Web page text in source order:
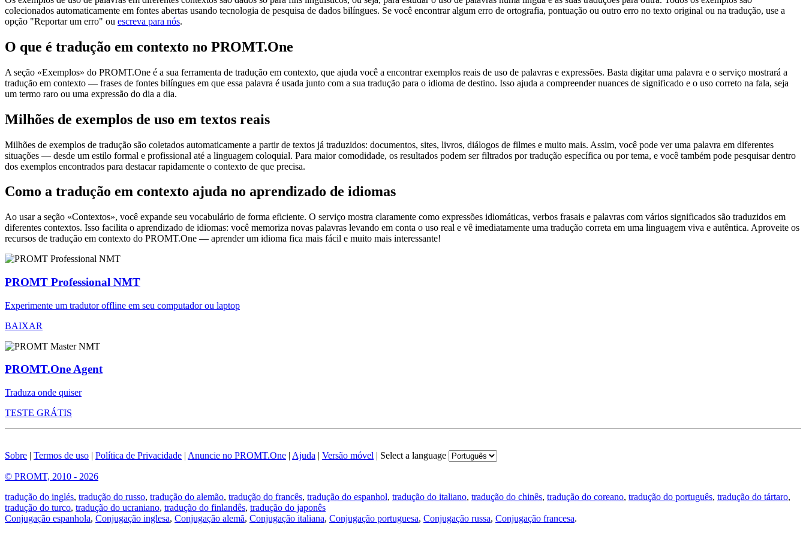
colecionados automaticamente em fontes abertas usando tecnologia de pesquisa de dados bilíngues. Se você encontrar algum erro de ortografia, pontuação ou outro erro no texto original ou na tradução, use a
opção "Reportar um erro" ou escreva para nós.
O que é tradução em contexto no PROMT.One
A seção «Exemplos» do PROMT.One é a sua ferramenta de tradução em contexto, que ajuda você a encontrar exemplos reais de uso de palavras e expressões. Basta digitar uma palavra e o serviço mostrará a
tradução em contexto — frases de fontes bilíngues em que essa palavra é usada junto com a sua tradução para o idioma de destino. Isso ajuda a compreender nuances de significado e o uso correto na fala, seja
um termo raro ou uma expressão do dia a dia.
Milhões de exemplos de uso em textos reais
Milhões de exemplos de tradução são coletados automaticamente a partir de textos já traduzidos: documentos, sites, livros, diálogos de filmes e muito mais. Assim, você pode ver uma palavra em diferentes
situações — desde um estilo formal e profissional até a linguagem coloquial. Para maior comodidade, os resultados podem ser filtrados por tradução específica ou por tema, e você também pode pesquisar dentro
dos exemplos encontrados para destacar rapidamente o contexto de que precisa.
Como a tradução em contexto ajuda no aprendizado de idiomas
Ao usar a seção «Contextos», você expande seu vocabulário de forma eficiente. O serviço mostra claramente como expressões idiomáticas, verbos frasais e palavras com vários significados são traduzidos em
diferentes contextos. Isso facilita o aprendizado de idiomas: você memoriza novas palavras levando em conta o uso real e vê imediatamente uma tradução correta em uma linguagem viva e autêntica. Aproveite os
recursos de tradução em contexto do PROMT.One — aprender um idioma fica mais fácil e muito mais interessante!
PROMT Professional NMT
Experimente um tradutor offline em seu computador ou laptop
BAIXAR
PROMT.One Agent
Traduza onde quiser
TESTE GRÁTIS
Sobre | Termos de uso | Política de Privacidade | Anuncie no PROMT.One | Ajuda | Versão móvel | Select a language
© PROMT, 2010 - 2026
tradução do inglés, tradução do russo, tradução do alemão, tradução do francês, tradução do espanhol, tradução do italiano, tradução do chinês, tradução do coreano, tradução do português, tradução do tártaro,
tradução do turco, tradução do ucraniano, tradução do finlandês, tradução do japonês
Conjugação espanhola, Conjugação inglesa, Conjugação alemã, Conjugação italiana, Conjugação portuguesa, Conjugação russa, Conjugação francesa.